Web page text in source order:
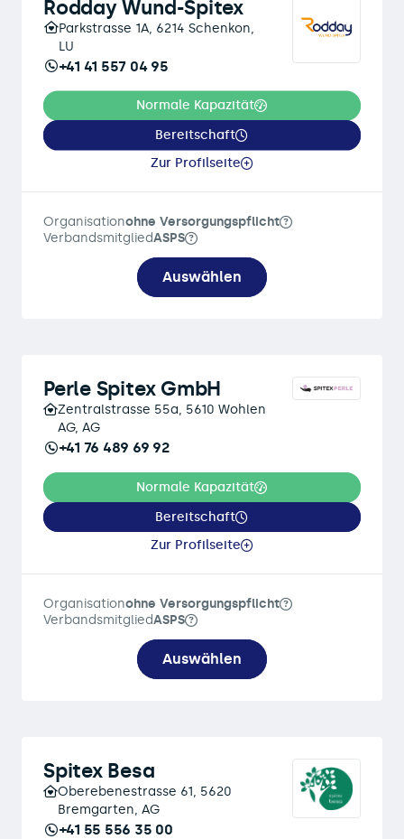
Rodday Wund-Spitex
Parkstrasse 1A, 6214 Schenkon,
LU
+41 41 557 04 95
Normale Kapazität
Bereitschaft
Zur Profilseite
Organisationohne Versorgungspflicht
VerbandsmitgliedASPS
Auswählen
Perle Spitex GmbH
Zentralstrasse 55a, 5610 Wohlen
AG, AG
+41 76 489 69 92
Normale Kapazität
Bereitschaft
Zur Profilseite
Organisationohne Versorgungspflicht
VerbandsmitgliedASPS
Auswählen
Spitex Besa
Oberebenestrasse 61, 5620
Bremgarten, AG
+41 55 556 35 00